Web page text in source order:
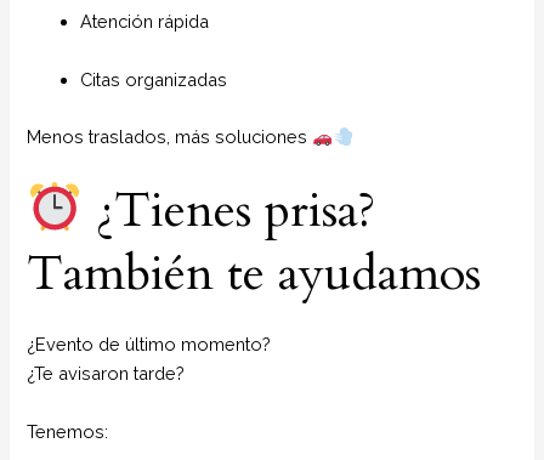
Atención rápida
Citas organizadas
Menos traslados, más soluciones
¿Tienes prisa?
También te ayudamos
¿Evento de último momento?
¿Te avisaron tarde?
Tenemos: